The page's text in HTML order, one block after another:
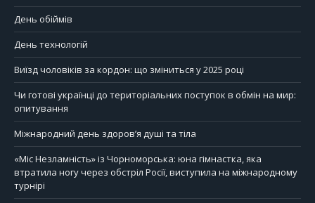
День обіймів
День технологій
Виїзд чоловіків за кордон: що зміниться у 2025 році
Чи готові українці до територіальних поступок в обмін на мир:
опитування
Міжнародний день здоров’я душі та тіла
«Міс Незламність» із Чорноморська: юна гімнастка, яка
втратила ногу через обстріл Росії, виступила на міжнародному
турнірі